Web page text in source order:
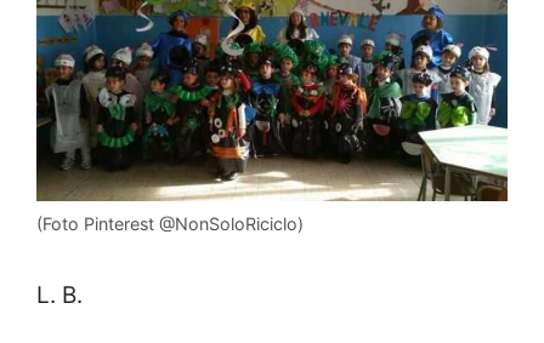
(Foto Pinterest @NonSoloRiciclo)
L. B.